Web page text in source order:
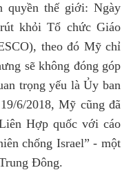
quyền thế giới: Ngày
khỏi Tổ chức Giáo
theo đó Mỹ chỉ
sẽ không đóng góp
trọng yếu là Ủy ban
6/2018, Mỹ cũng đã
Hợp quốc với cáo
chống Israel” - một
Đông.